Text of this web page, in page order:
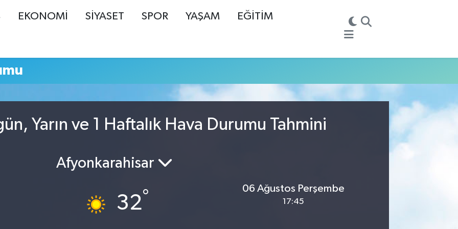
EKONOMİ SİYASET SPOR YAŞAM EĞİTİM
Yarın ve 1 Haftalık Hava Durumu Tahmini
Afyonkarahisar
32°
06 Ağustos Perşembe
17:45